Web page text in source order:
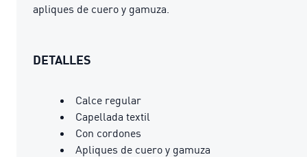
apliques de cuero y gamuza.
DETALLES
Calce regular
Capellada textil
Con cordones
Apliques de cuero y gamuza